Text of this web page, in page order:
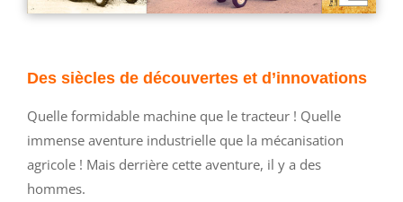
Des siècles de découvertes et d’innovations
Quelle formidable machine que le tracteur ! Quelle
immense aventure industrielle que la mécanisation
agricole ! Mais derrière cette aventure, il y a des
hommes.